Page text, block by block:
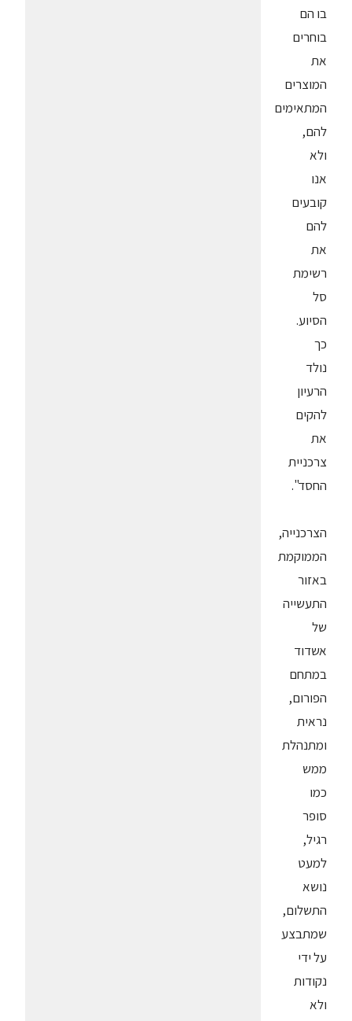
בו הם
בוחרים
את
המוצרים
המתאימים
להם,
ולא
אנו
קובעים
להם
את
רשימת
סל
הסיוע.
כך
נולד
הרעיון
להקים
את
צרכניית
החסד".
הצרכנייה,
הממוקמת
באזור
התעשייה
של
אשדוד
במתחם
הפורום,
נראית
ומתנהלת
ממש
כמו
סופר
רגיל,
למעט
נושא
התשלום,
שמתבצע
על ידי
נקודות
ולא